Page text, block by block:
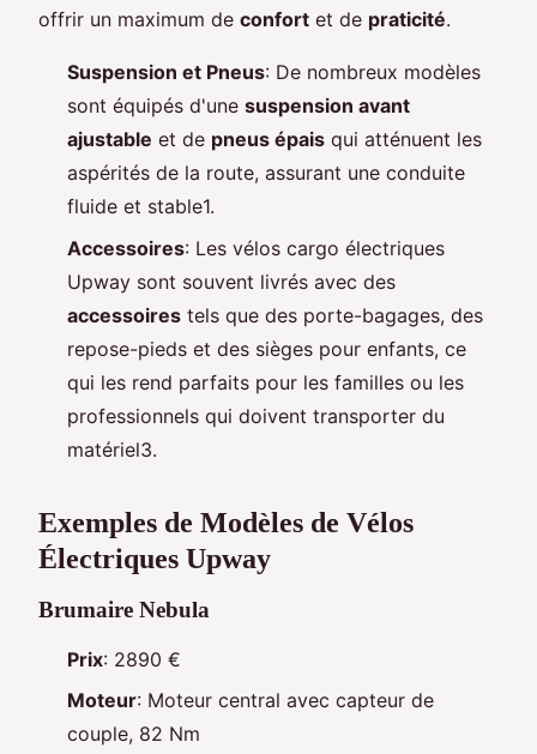
offrir un maximum de confort et de praticité.
Suspension et Pneus: De nombreux modèles
sont équipés d'une suspension avant
ajustable et de pneus épais qui atténuent les
aspérités de la route, assurant une conduite
fluide et stable1.
Accessoires: Les vélos cargo électriques
Upway sont souvent livrés avec des
accessoires tels que des porte-bagages, des
repose-pieds et des sièges pour enfants, ce
qui les rend parfaits pour les familles ou les
professionnels qui doivent transporter du
matériel3.
Exemples de Modèles de Vélos
Électriques Upway
Brumaire Nebula
Prix: 2890 €
Moteur: Moteur central avec capteur de
couple, 82 Nm